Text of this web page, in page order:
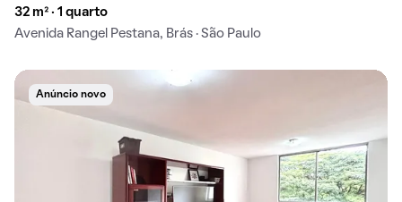
32 m² · 1 quarto
Avenida Rangel Pestana, Brás · São Paulo
Anúncio novo